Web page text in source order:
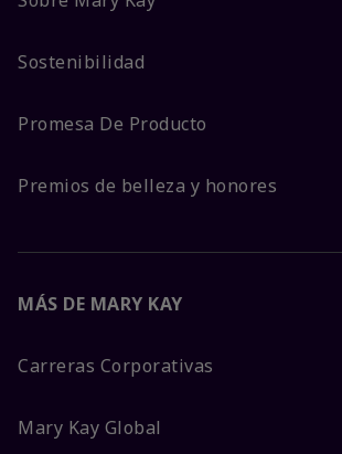
Sostenibilidad
Promesa De Producto
Premios de belleza y honores
MÁS DE MARY KAY
Carreras Corporativas
Mary Kay Global